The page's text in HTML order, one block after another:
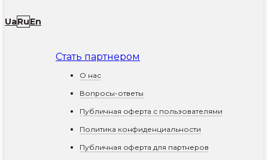
UaRuEn
Стать партнером
О нас
Вопросы-ответы
Публичная оферта с пользователями
Политика конфиденциальности
Публичная оферта для партнеров